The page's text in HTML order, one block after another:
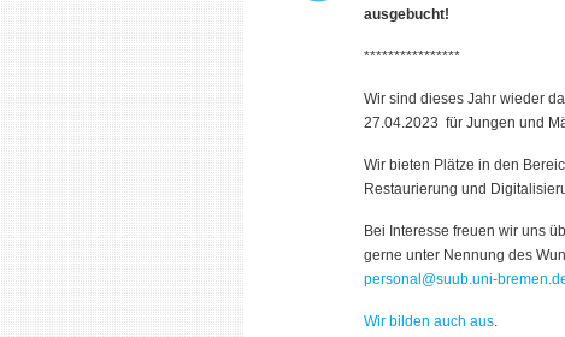
ausgebucht!
****************
Wir sind dieses Jahr wieder
27.04.2023 für Jungen und
Wir bieten Plätze in den
Restaurierung und
Bei Interesse freuen wir uns
gerne unter Nennung des
personal@suub.uni-
Wir bilden auch aus.